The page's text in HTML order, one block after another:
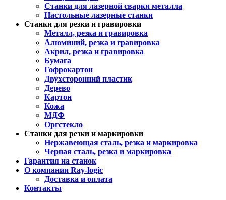
Cтанки для лазерной сварки металла
Настольные лазерные станки
Станки для резки и гравировки
Металл, резка и гравировка
Алюминий, резка и гравировка
Акрил, резка и гравировка
Бумага
Гофрокартон
Двухсторонний пластик
Дерево
Картон
Кожа
МДФ
Оргстекло
Станки для резки и маркировки
Нержавеющая сталь, резка и маркировка
Черная сталь, резка и маркировка
Гарантия на станок
О компании Ray-logic
Доставка и оплата
Контакты